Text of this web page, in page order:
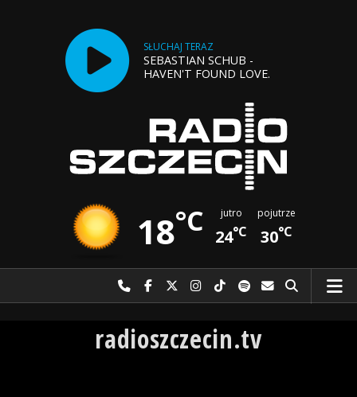
SŁUCHAJ TERAZ
SEBASTIAN SCHUB -
HAVEN'T FOUND LOVE.
18°C jutro
24°C
pojutrze
30°C
Najlepiej po prostu do nas zadzwoń
Odwiedź nas na Facebook-u
Odwiedź nas na X
Odwiedź nas na Instagram-ie
Odwiedź nas na TikTok-u
Szukaj nas na Spotify
Wyślij do nas
Szukaj
radioszczecin.tv